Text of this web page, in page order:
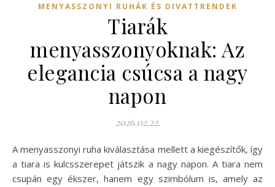
MENYASSZONYI RUHÁK ÉS DIVATTRENDEK
Tiarák
menyasszonyoknak: Az
elegancia csúcsa a nagy
napon
2026.02.22.
A menyasszonyi ruha kiválasztása mellett a kiegészítők, így
a tiara is kulcsszerepet játszik a nagy napon. A tiara nem
csupán egy ékszer, hanem egy szimbólum is, amely az